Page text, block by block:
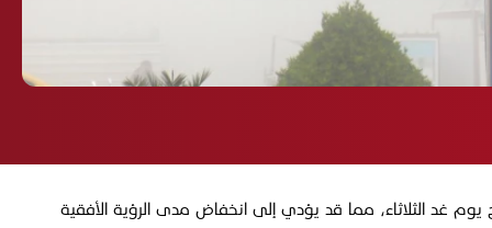
غد الثلاثاء، مما قد يؤدي إلى انخفاض مدى الرؤية الأفقية